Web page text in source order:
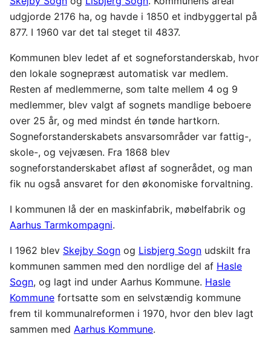
udgjorde 2176 ha, og havde i 1850 et indbyggertal på
877. I 1960 var det tal steget til 4837.
Kommunen blev ledet af et sogneforstanderskab, hvor
den lokale sognepræst automatisk var medlem.
Resten af medlemmerne, som talte mellem 4 og 9
medlemmer, blev valgt af sognets mandlige beboere
over 25 år, og med mindst én tønde hartkorn.
Sogneforstanderskabets ansvarsområder var fattig-,
skole-, og vejvæsen. Fra 1868 blev
sogneforstanderskabet afløst af sognerådet, og man
fik nu også ansvaret for den økonomiske forvaltning.
I kommunen lå der en maskinfabrik, møbelfabrik og
Aarhus Tarmkompagni.
I 1962 blev Skejby Sogn og Lisbjerg Sogn udskilt fra
kommunen sammen med den nordlige del af Hasle
Sogn, og lagt ind under Aarhus Kommune. Hasle
Kommune fortsatte som en selvstændig kommune
frem til kommunalreformen i 1970, hvor den blev lagt
sammen med Aarhus Kommune.